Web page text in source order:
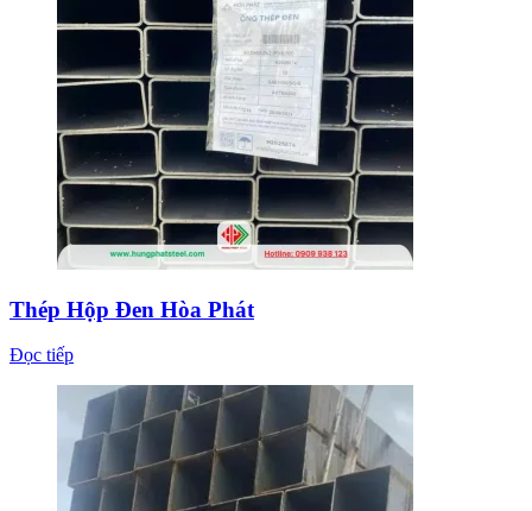
Thép Hộp Đen Hòa Phát
Đọc tiếp